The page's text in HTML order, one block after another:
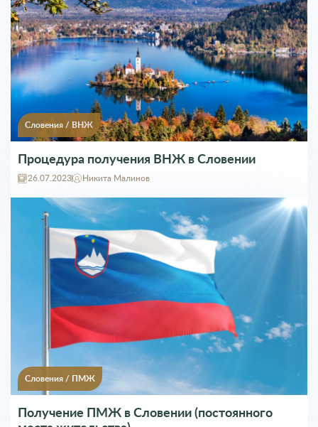
Процедура получения ВНЖ в Словении
26.07.2023 Никита Малинов
Словения/ПМЖ
Получение ПМЖ в Словении (постоянного
места жительства)
26.07.2023 Никита Малинов